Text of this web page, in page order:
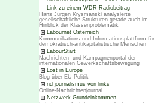
Link zu einem WDR-Radiobeitrag
Hans Jürgen Krysmanski analysierte
gesellschaftliche Strukturen gerade auch im
Hinblick der Klassenproblematik
Labournet Österreich
Kommunikations und Informationsplattform für
demokratisch-antikapitalistische Menschen
LabourStart
Nachrichten- und Kampagnenportal der
internationalen Gewerkschaftsbewegung
Lost in Europe
Blog über EU-Politik
nd journalismus von links
Online-Nachrichtenjournal
Netzwerk Grundeinkommen